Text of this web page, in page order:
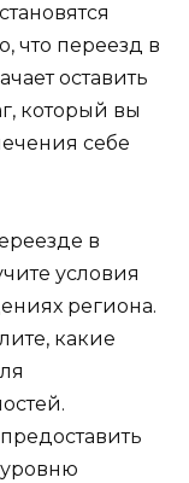
что переезд в
оставить
который вы
себе
в
условия
региона.
какие